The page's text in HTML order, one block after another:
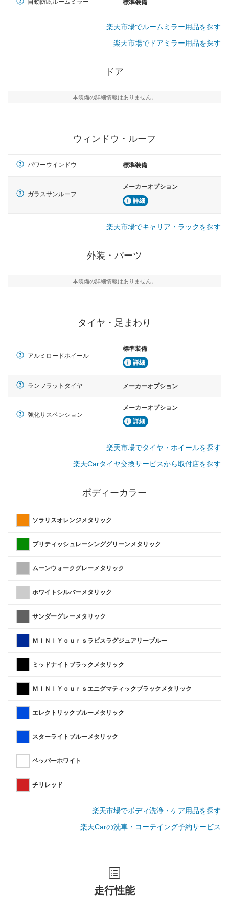
自動防眩ルームミラー 標準装備
楽天市場でルームミラー用品を探す
楽天市場でドアミラー用品を探す
ドア
本装備の詳細情報はありません。
ウィンドウ・ルーフ
パワーウインドウ 標準装備
ガラスサンルーフ
メーカーオプション
詳細
楽天市場でキャリア・ラックを探す
外装・パーツ
本装備の詳細情報はありません。
タイヤ・足まわり
アルミロードホイール
標準装備
詳細
ランフラットタイヤ メーカーオプション
強化サスペンション
メーカーオプション
詳細
楽天市場でタイヤ・ホイールを探す
楽天Carタイヤ交換サービスから取付店を探す
ボディーカラー
ソラリスオレンジメタリック
ブリティッシュレーシンググリーンメタリック
ムーンウォークグレーメタリック
ホワイトシルバーメタリック
サンダーグレーメタリック
ＭＩＮＩＹｏｕｒｓラピスラグジュアリーブルー
ミッドナイトブラックメタリック
ＭＩＮＩＹｏｕｒｓエニグマティックブラックメタリック
エレクトリックブルーメタリック
スターライトブルーメタリック
ペッパーホワイト
チリレッド
楽天市場でボディ洗浄・ケア用品を探す
楽天Carの洗車・コーテイング予約サービス
走行性能